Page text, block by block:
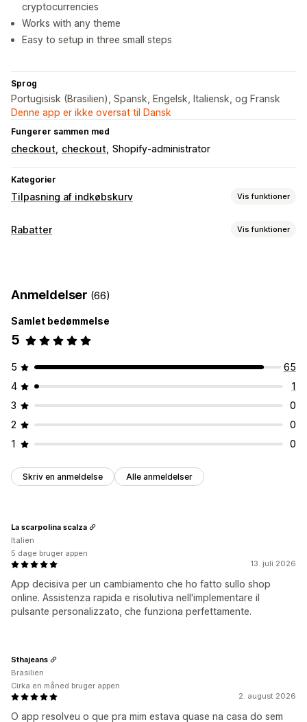
cryptocurrencies
Works with any theme
Easy to setup in three small steps
Sprog
Portugisisk (Brasilien), Spansk, Engelsk, Italiensk, og Fransk
Denne app er ikke oversat til Dansk
Fungerer sammen med
checkout checkout Shopify-administrator
Kategorier
Tilpasning af indkøbskurv Vis funktioner
Kurvvisning
Køb mere, spar mere
Masserabatter
Automatiske rabatter Regler for leveringsmetoder
Regler for betalingsmetoder Gå til betaling Flere sprog
Rabatter Vis funktioner
Tilpasset kode API’er og webhooks
Anmeldelser (66)
Samlet bedømmelse
5
5
65
4
1
3
0
2
0
1
0
Skriv en anmeldelse Alle anmeldelser
13. juli 2026
App decisiva per un cambiamento che ho fatto sullo shop
online. Assistenza rapida e risolutiva nell'implementare il
pulsante personalizzato, che funziona perfettamente.
La scarpolina scalza
Italien
5 dage bruger appen
2. august 2026
O app resolveu o que pra mim estava quase na casa do sem
Sthajeans
Brasilien
Cirka en måned bruger appen